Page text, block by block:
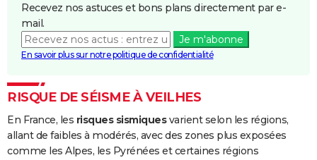
Recevez nos astuces et bons plans directement par e-
mail.
Je m'abonne
En savoir plus sur notre politique de confidentialité
RISQUE DE SÉISME À VEILHES
En France, les risques sismiquesvarient selon les régions,
allant de faibles à modérés, avec des zones plus exposées
comme les Alpes, les Pyrénées et certaines régions